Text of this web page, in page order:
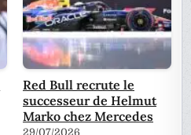
Red Bull recrute le
successeur de Helmut
Marko chez Mercedes
29/07/2026